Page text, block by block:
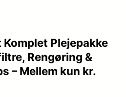
Plejepakke
Rengøring &
– Mellem kun kr.